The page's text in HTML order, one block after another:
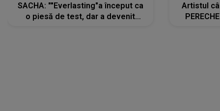
SACHA: ""Everlasting"a început ca
o piesă de test, dar a devenit
Artistul